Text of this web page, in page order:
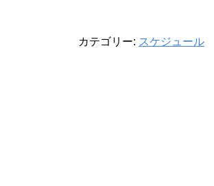
カテゴリー: スケジュール